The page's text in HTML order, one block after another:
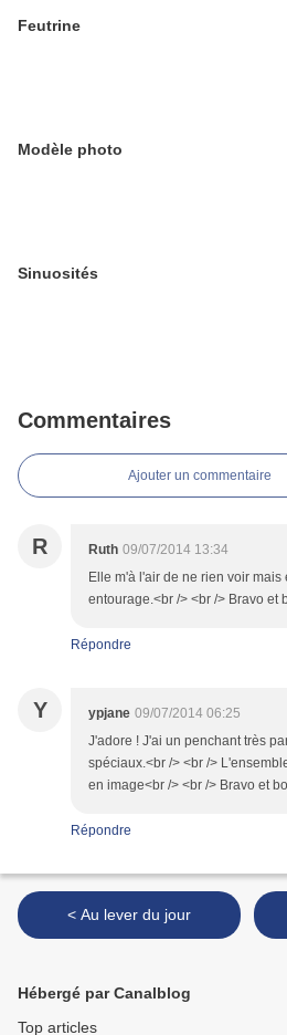
Feutrine
Modèle photo
Sinuosités
Commentaires
Ajouter un commentaire
R Ruth 09/07/2014 13:34
Elle m'à l'air de ne rien voir
entourage.<br /> <br /> Bravo et
Répondre
Y ypjane 09/07/2014 06:25
J'adore ! J'ai un penchant très
spéciaux.<br /> <br />
en image<br /> <br /> Bravo et
Répondre
< Au lever du jour
Hébergé par Canalblog
Top articles